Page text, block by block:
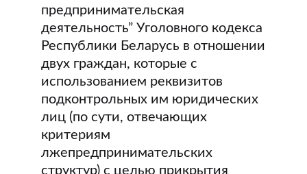
предпринимательская
деятельность” Уголовного кодекса
Республики Беларусь в отношении
двух граждан, которые с
использованием реквизитов
подконтрольных им юридических
лиц (по сути, отвечающих
критериям
лжепредпринимательских
структур) с целью прикрытия